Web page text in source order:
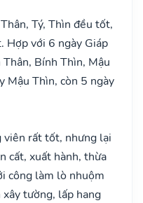
Tý, Thìn đều tốt,
Hợp với 6 ngày Giáp
Thân, Bính Thìn, Mậu
Mậu Thìn, còn 5 ngày
viên rất tốt, nhưng lại
cất, xuất hành, thừa
công làm lò nhuộm
tường, lấp hang